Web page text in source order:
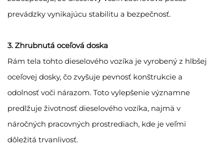
prevádzky vynikajúcu stabilitu a bezpečnosť.
3. Zhrubnutá oceľová doska
Rám tela tohto dieselového vozíka je vyrobený z hlbšej
oceľovej dosky, čo zvyšuje pevnosť konštrukcie a
odolnosť voči nárazom. Toto vylepšenie významne
predlžuje životnosť dieselového vozíka, najmä v
náročných pracovných prostrediach, kde je veľmi
dôležitá trvanlivosť.